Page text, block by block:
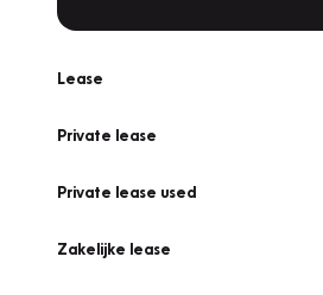
Lease
Private lease
Private lease used
Zakelijke lease